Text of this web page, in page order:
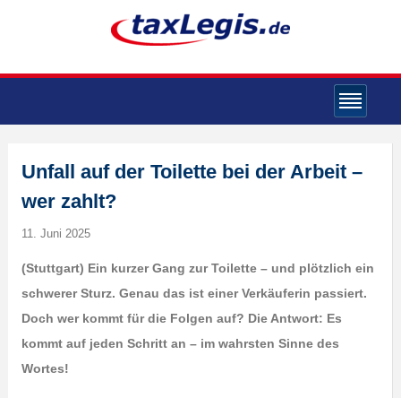
Unfall auf der Toilette bei der Arbeit –
wer zahlt?
11. Juni 2025
(Stuttgart) Ein kurzer Gang zur Toilette – und plötzlich ein
schwerer Sturz. Genau das ist einer Verkäuferin passiert.
Doch wer kommt für die Folgen auf? Die Antwort: Es
kommt auf jeden Schritt an – im wahrsten Sinne des
Wortes!